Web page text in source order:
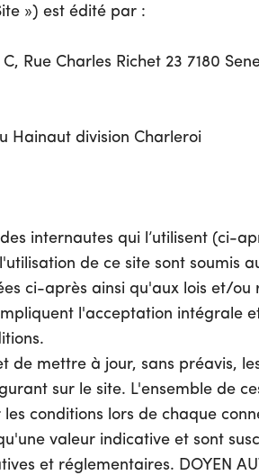
») est édité par :
Rue Charles Richet 23 7180
Hainaut division Charleroi
internautes qui l’utilisent (ci-
de ce site sont soumis
ci-après ainsi qu'aux lois et/ou
l'acceptation intégrale
de mettre à jour, sans préavis,
sur le site. L'ensemble de
conditions lors de chaque
valeur indicative et sont
et réglementaires. DOYEN